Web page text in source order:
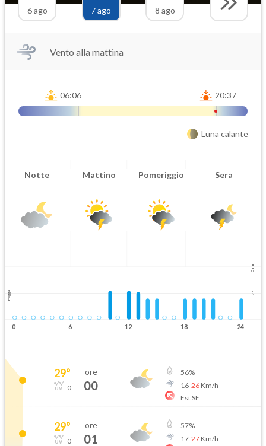
6 ago
7 ago
8 ago
Vento alla mattina
06:06 20:37
Luna calante
Notte Mattino Pomeriggio Sera
5 mm
2.5
Pioggia
0 6 12 18 24
29°
0
ore
00
56%
16-26Km/h
Est SE
29°
0
ore
01
57%
17-27Km/h